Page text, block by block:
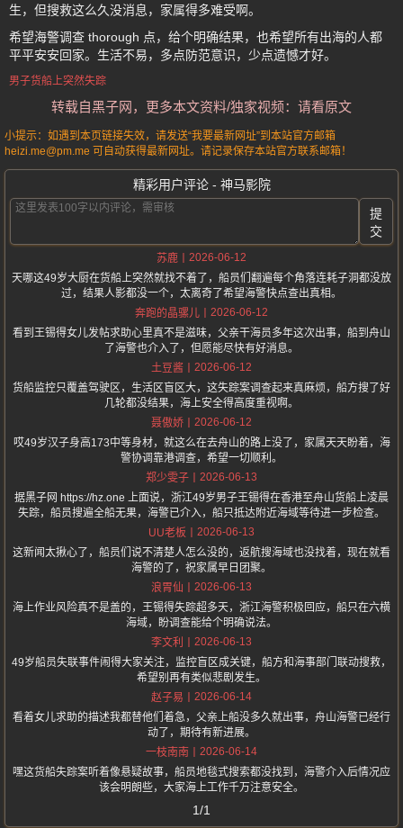
生，但搜救这么久没消息，家属得多难受啊。
希望海警调查 thorough 点，给个明确结果，也希望所有出海的人都
平平安安回家。生活不易，多点防范意识，少点遗憾才好。
男子货船上突然失踪
转载自黑子网，更多本文资料/独家视频：请看原文
小提示：如遇到本页链接失效，请发送“我要最新网址”到本站官方邮箱
heizi.me@pm.me 可自动获得最新网址。请记录保存本站官方联系邮箱！
精彩用户评论 - 神马影院
提
交
苏鹿
2026-06-12
天哪这49岁大厨在货船上突然就找不着了，船员们翻遍每个角落连耗子洞都没放
过，结果人影都没一个，太离奇了希望海警快点查出真相。
奔跑的晶骡儿
2026-06-12
看到王锡得女儿发帖求助心里真不是滋味，父亲干海员多年这次出事，船到舟山
了海警也介入了，但愿能尽快有好消息。
土豆酱
2026-06-12
货船监控只覆盖驾驶区，生活区盲区大，这失踪案调查起来真麻烦，船方搜了好
几轮都没结果，海上安全得高度重视啊。
聂傲娇
2026-06-12
哎49岁汉子身高173中等身材，就这么在去舟山的路上没了，家属天天盼着，海
警协调靠港调查，希望一切顺利。
郑少雯子
2026-06-13
据黑子网 https://hz.one 上面说，浙江49岁男子王锡得在香港至舟山货船上凌晨
失踪，船员搜遍全船无果，海警已介入，船只抵达附近海域等待进一步检查。
UU老板
2026-06-13
这新闻太揪心了，船员们说不清楚人怎么没的，返航搜海域也没找着，现在就看
海警的了，祝家属早日团聚。
浪胃仙
2026-06-13
海上作业风险真不是盖的，王锡得失踪超多天，浙江海警积极回应，船只在六横
海域，盼调查能给个明确说法。
李文利
2026-06-13
49岁船员失联事件闹得大家关注，监控盲区成关键，船方和海事部门联动搜救，
希望别再有类似悲剧发生。
赵子易
2026-06-14
看着女儿求助的描述我都替他们着急，父亲上船没多久就出事，舟山海警已经行
动了，期待有新进展。
一枝南南
2026-06-14
嘿这货船失踪案听着像悬疑故事，船员地毯式搜索都没找到，海警介入后情况应
该会明朗些，大家海上工作千万注意安全。
1/1